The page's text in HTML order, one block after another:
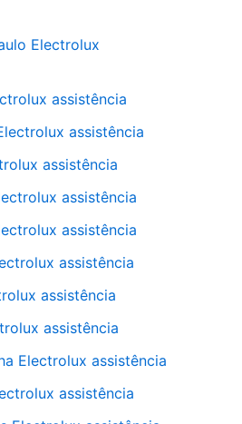
Electrolux
assistência
assistência
assistência
assistência
assistência
assistência
assistência
assistência
Electrolux assistência
assistência